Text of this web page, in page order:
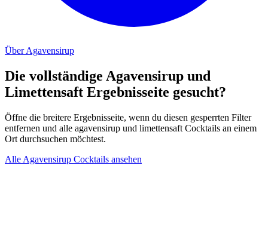
Über Agavensirup
Die vollständige Agavensirup und
Limettensaft Ergebnisseite gesucht?
Öffne die breitere Ergebnisseite, wenn du diesen gesperrten Filter
entfernen und alle agavensirup und limettensaft Cocktails an einem
Ort durchsuchen möchtest.
Alle Agavensirup Cocktails ansehen